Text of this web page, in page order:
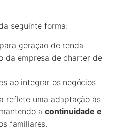
seguinte forma:
geração de renda
da empresa de charter de
ao integrar os negócios
reflete uma adaptação às
a continuidade e
familiares.